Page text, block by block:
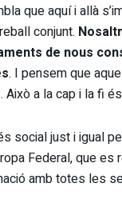
que aquí i allà
conjunt.
de nous
. I pensem que
a la cap i la fi
social just i igual
Federal, que
amb totes les